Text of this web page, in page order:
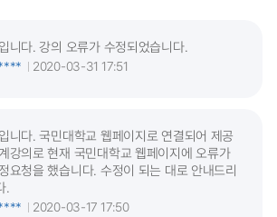
니다. 강의 오류가 수정되었습니다.
2020-03-31 17:51
니다. 국민대학교 웹페이지로 연결되어 제공
강의로 현재 국민대학교 웹페이지에 오류가
요청을 했습니다. 수정이 되는 대로 안내드리
.
2020-03-17 17:50